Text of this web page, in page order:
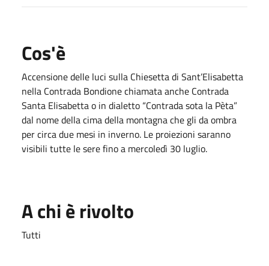
Cos'è
Accensione delle luci sulla Chiesetta di Sant’Elisabetta
nella Contrada Bondione chiamata anche Contrada
Santa Elisabetta o in dialetto “Contrada sota la Pèta”
dal nome della cima della montagna che gli da ombra
per circa due mesi in inverno. Le proiezioni saranno
visibili tutte le sere fino a mercoledì 30 luglio.
A chi è rivolto
Tutti